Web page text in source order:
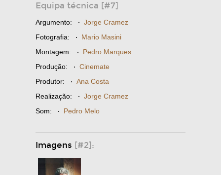
Equipa técnica [#7]
Argumento: · Jorge Cramez
Fotografia: · Mario Masini
Montagem: · Pedro Marques
Produção: · Cinemate
Produtor: · Ana Costa
Realização: · Jorge Cramez
Som: · Pedro Melo
Imagens [#2]: